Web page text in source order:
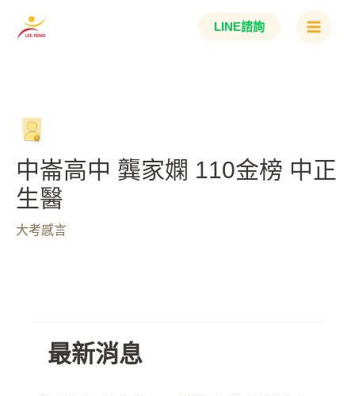
LINE諮詢
Main
中崙高中 龔家嫻 110金榜 中正
生醫
大考感言
最新消息